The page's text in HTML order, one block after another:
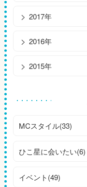
2017年
2016年
2015年
MCスタイル(33)
ひこ星に会いたい(6)
イベント(49)